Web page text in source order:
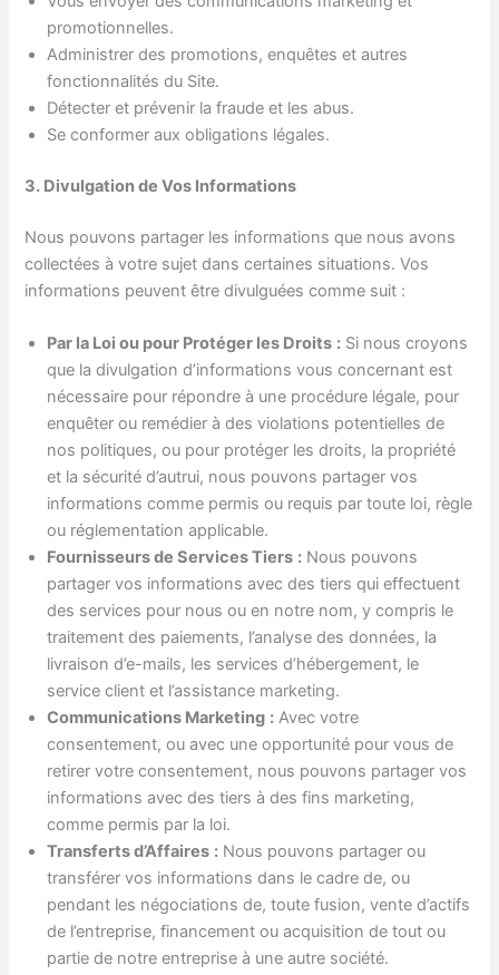
promotionnelles.
Administrer des promotions, enquêtes et autres
fonctionnalités du Site.
Détecter et prévenir la fraude et les abus.
Se conformer aux obligations légales.
3. Divulgation de Vos Informations
Nous pouvons partager les informations que nous avons
collectées à votre sujet dans certaines situations. Vos
informations peuvent être divulguées comme suit :
Par la Loi ou pour Protéger les Droits : Si nous croyons
que la divulgation d’informations vous concernant est
nécessaire pour répondre à une procédure légale, pour
enquêter ou remédier à des violations potentielles de
nos politiques, ou pour protéger les droits, la propriété
et la sécurité d’autrui, nous pouvons partager vos
informations comme permis ou requis par toute loi, règle
ou réglementation applicable.
Fournisseurs de Services Tiers : Nous pouvons
partager vos informations avec des tiers qui effectuent
des services pour nous ou en notre nom, y compris le
traitement des paiements, l’analyse des données, la
livraison d’e-mails, les services d’hébergement, le
service client et l’assistance marketing.
Communications Marketing : Avec votre
consentement, ou avec une opportunité pour vous de
retirer votre consentement, nous pouvons partager vos
informations avec des tiers à des fins marketing,
comme permis par la loi.
Transferts d’Affaires : Nous pouvons partager ou
transférer vos informations dans le cadre de, ou
pendant les négociations de, toute fusion, vente d’actifs
de l’entreprise, financement ou acquisition de tout ou
partie de notre entreprise à une autre société.